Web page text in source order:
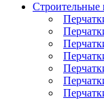
Строительные